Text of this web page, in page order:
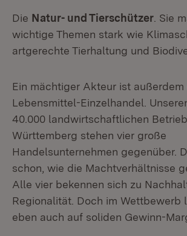
Die Natur- und Tierschützer . Sie
wichtige Themen stark wie
artgerechte Tierhaltung und
Ein mächtiger Akteur ist außerdem
Lebensmittel-Einzelhandel.
40.000 landwirtschaftlichen
Württemberg stehen vier große
Handelsunternehmen gegenüber.
schon, wie die Machtverhältnisse
Alle vier bekennen sich zu
Regionalität. Doch im Wettbewerb
eben auch auf soliden Gewinn-